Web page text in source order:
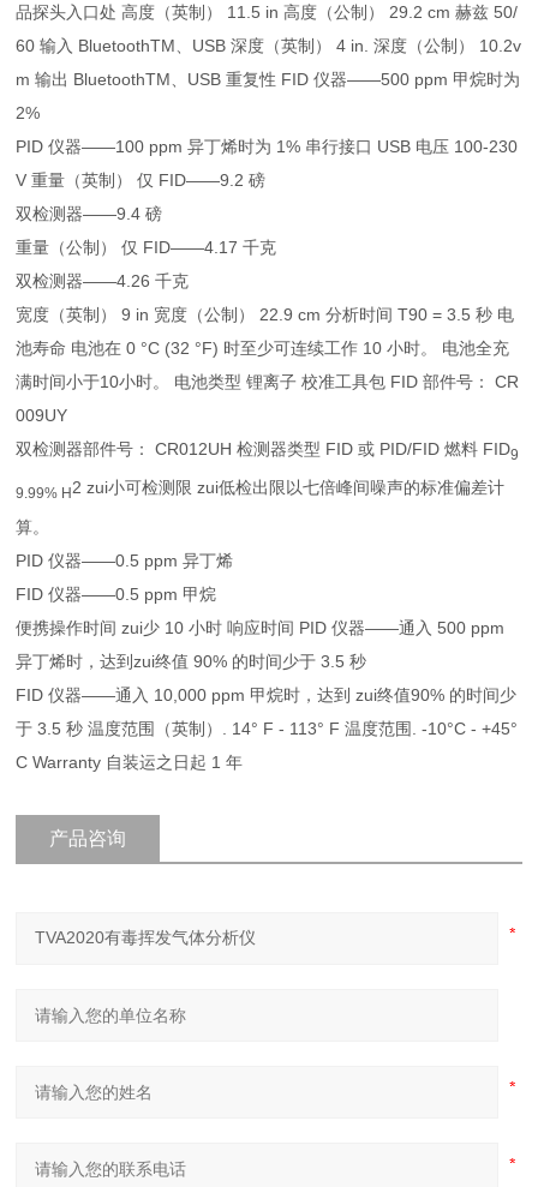
品探头入口处 高度（英制） 11.5 in 高度（公制） 29.2 cm 赫兹 50/
60 输入 BluetoothTM、USB 深度（英制） 4 in. 深度（公制） 10.2v
m 输出 BluetoothTM、USB 重复性 FID 仪器——500 ppm 甲烷时为
2%
PID 仪器——100 ppm 异丁烯时为 1% 串行接口 USB 电压 100-230
V 重量（英制） 仅 FID——9.2 磅
双检测器——9.4 磅
重量（公制） 仅 FID——4.17 千克
双检测器——4.26 千克
宽度（英制） 9 in 宽度（公制） 22.9 cm 分析时间 T90 = 3.5 秒 电
池寿命 电池在 0 °C (32 °F) 时至少可连续工作 10 小时。 电池全充
满时间小于10小时。 电池类型 锂离子 校准工具包 FID 部件号： CR
009UY
双检测器部件号： CR012UH 检测器类型 FID 或 PID/FID 燃料 FID9
9.99% H2 zui小可检测限 zui低检出限以七倍峰间噪声的标准偏差计
算。
PID 仪器——0.5 ppm 异丁烯
FID 仪器——0.5 ppm 甲烷
便携操作时间 zui少 10 小时 响应时间 PID 仪器——通入 500 ppm
异丁烯时，达到zui终值 90% 的时间少于 3.5 秒
FID 仪器——通入 10,000 ppm 甲烷时，达到 zui终值90% 的时间少
于 3.5 秒 温度范围（英制）. 14° F - 113° F 温度范围. -10°C - +45°
C Warranty 自装运之日起 1 年
产品咨询